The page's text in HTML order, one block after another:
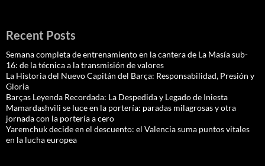
Recent Posts
Semana completa de entrenamiento en la cantera de La Masía sub-
16: de la técnica a la transmisión de valores
La Historia del Nuevo Capitán del Barça: Responsabilidad, Presión y
Gloria
Barças Leyenda Recordada: La Despedida y Legado de Iniesta
Mamardashvili se luce en la portería: paradas milagrosas y otra
jornada con la portería a cero
Yaremchuk decide en el descuento: el Valencia suma puntos vitales
en la lucha europea